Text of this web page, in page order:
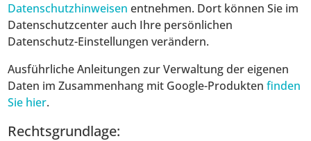
Datenschutzhinweisen entnehmen. Dort können Sie im
Datenschutzcenter auch Ihre persönlichen
Datenschutz-Einstellungen verändern.
Ausführliche Anleitungen zur Verwaltung der eigenen
Daten im Zusammenhang mit Google-Produkten finden
Sie hier.
Rechtsgrundlage: